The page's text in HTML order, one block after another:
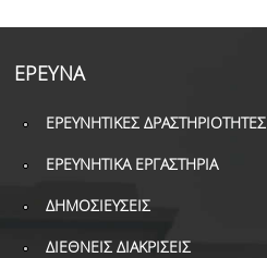
ΕΡΕΥΝΑ
ΕΡΕΥΝΗΤΙΚΕΣ ΔΡΑΣΤΗΡΙΟΤΗΤΕΣ
ΕΡΕΥΝΗΤΙΚΑ ΕΡΓΑΣΤΗΡΙΑ
ΔΗΜΟΣΙΕΥΣΕΙΣ
ΔΙΕΘΝΕΙΣ ΔΙΑΚΡΙΣΕΙΣ